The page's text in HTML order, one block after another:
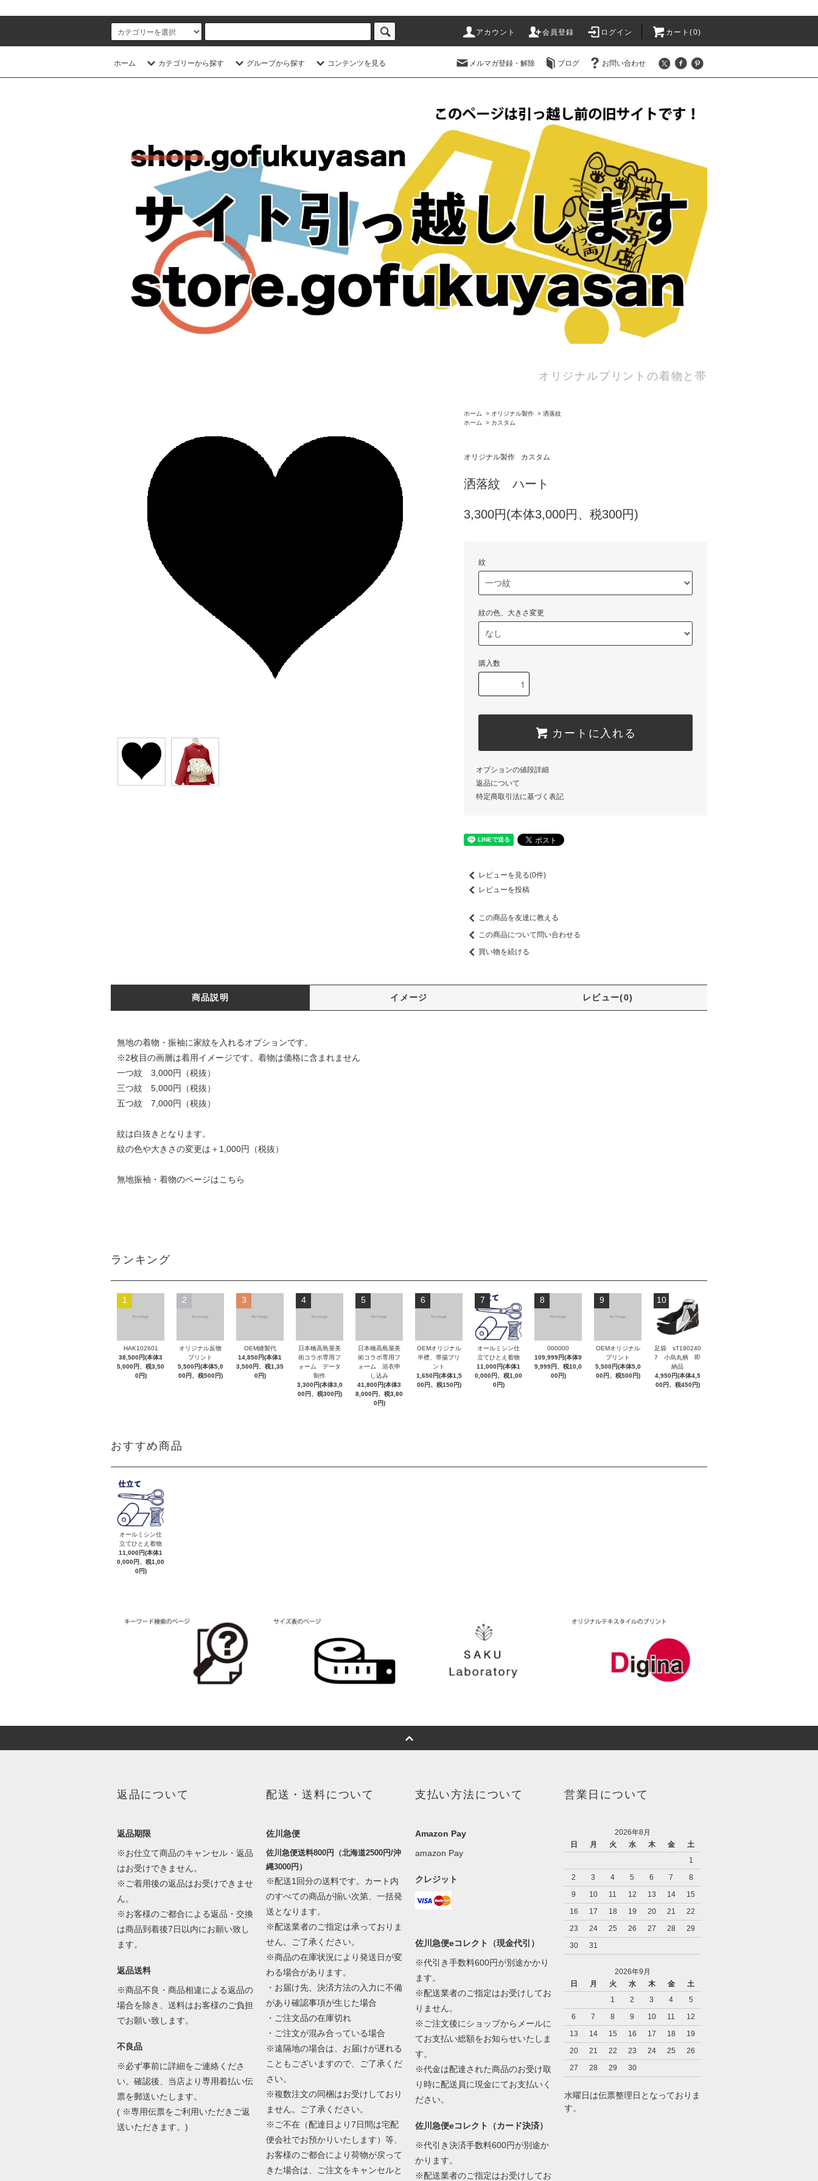
アカウント 会員登録 ログイン カート(0)
ホーム カテゴリーから探す グループから探す コンテンツを見る メルマガ登録・解除 ブログ お問い合わせ
オリジナルプリントの着物と帯
ホーム > オリジナル製作 > 洒落紋
ホーム
> カスタム
オリジナル製作 カスタム
洒落紋 ハート
3,300円(本体3,000円、税300円)
紋
紋の色、大きさ変更
購入数
カートに入れる
オプションの値段詳細
返品について
特定商取引法に基づく表記
レビューを見る(0件)
レビューを投稿
この商品を友達に教える
この商品について問い合わせる
買い物を続ける
商品説明 イメージ レビュー(0)
無地の着物・振袖に家紋を入れるオプションです。
※2枚目の画層は着用イメージです。着物は価格に含まれません
一つ紋 3,000円（税抜）
三つ紋 5,000円（税抜）
五つ紋 7,000円（税抜）
紋は白抜きとなります。
紋の色や大きさの変更は＋1,000円（税抜）
無地振袖・着物のページはこちら
ランキング
1
HAK102601
38,500円(本体3
5,000円、税3,50
0円)
2
オリジナル反物
プリント
5,500円(本体5,0
00円、税500円)
3
OEM縫製代
14,850円(本体1
3,500円、税1,35
0円)
4
日本橋高島屋美
術コラボ専用フ
ォーム データ
制作
3,300円(本体3,0
00円、税300円)
5
日本橋高島屋美
術コラボ専用フ
ォーム 浴衣申
し込み
41,800円(本体3
8,000円、税3,80
0円)
6
OEMオリジナル
半襟、帯揚プリ
ント
1,650円(本体1,5
00円、税150円)
7
オールミシン仕
立てひとえ着物
11,000円(本体1
0,000円、税1,00
0円)
8
000000
109,999円(本体9
9,999円、税10,0
00円)
9
OEMオリジナル
プリント
5,500円(本体5,0
00円、税500円)
10
足袋 sT190240
7 小烏丸柄 即
納品
4,950円(本体4,5
00円、税450円)
おすすめ商品
オールミシン仕
立てひとえ着物
11,000円(本体1
0,000円、税1,00
0円)
返品について
返品期限
※お仕立て商品のキャンセル・返品
はお受けできません。
※ご着用後の返品はお受けできませ
ん。
※お客様のご都合による返品・交換
は商品到着後7日以内にお願い致し
ます。
返品送料
※商品不良・商品相違による返品の
場合を除き、送料はお客様のご負担
でお願い致します。
不良品
※必ず事前に詳細をご連絡くださ
い。確認後、当店より専用着払い伝
票を郵送いたします。
( ※専用伝票をご利用いただきご返
送いただきます。)
配送・送料について
佐川急便
佐川急便送料800円（北海道2500円/沖
縄3000円）
※配送1回分の送料です。カート内
のすべての商品が揃い次第、一括発
送となります。
※配送業者のご指定は承っておりま
せん。ご了承ください。
※商品の在庫状況により発送日が変
わる場合があります。
・お届け先、決済方法の入力に不備
があり確認事項が生じた場合
・ご注文品の在庫切れ
・ご注文が混み合っている場合
※遠隔地の場合は、お届けが遅れる
こともございますので、ご了承くだ
さい。
※複数注文の同梱はお受けしており
ません。ご了承ください。
※ご不在（配達日より7日間は宅配
便会社でお預かりいたします）等、
お客様のご都合により荷物が戻って
きた場合は、ご注文をキャンセルと
支払い方法について
Amazon Pay
amazon Pay
クレジット
佐川急便eコレクト（現金代引）
※代引き手数料600円が別途かかり
ます。
※配送業者のご指定はお受けしてお
りません。
※ご注文後にショップからメールに
てお支払い総額をお知らせいたしま
す。
※代金は配達された商品のお受け取
り時に配送員に現金にてお支払いく
ださい。
佐川急便eコレクト（カード決済）
※代引き決済手数料600円が別途か
かります。
※配送業者のご指定はお受けしてお
営業日について
2026年8月
日
月 火 水 木 金
土
1
2
3 4 5 6 7
8
9
10 11 12 13 14
15
16
17 18 19 20 21
22
23
24 25 26 27 28
29
30
31
2026年9月
日
月 火 水 木 金
土
1
2 3 4
5
6
7 8 9 10 11
12
13
14 15 16 17 18
19
20
21 22 23 24 25
26
27
28 29 30
水曜日は伝票整理日となっておりま
す。